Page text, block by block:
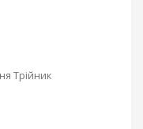
Трійник